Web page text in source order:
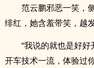
范云鹏邪恶一笑，
绯红，她含羞带笑，越
“我说的就也是好好
开车技术一流，体验过